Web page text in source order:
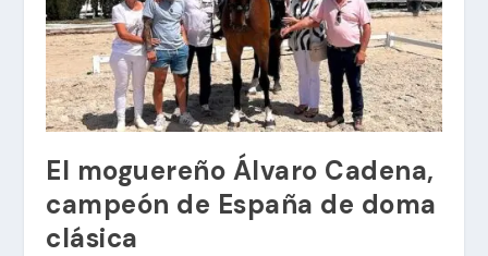
El moguereño Álvaro Cadena,
campeón de España de doma
clásica